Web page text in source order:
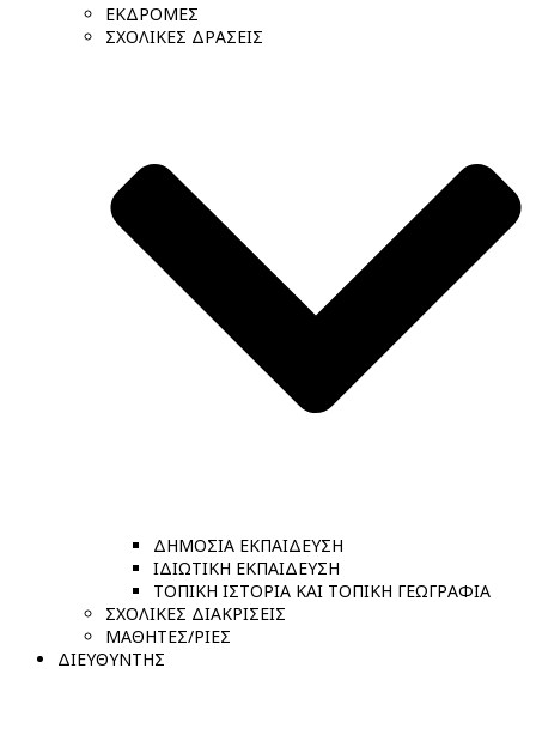
ΕΚΔΡΟΜΕΣ
ΣΧΟΛΙΚΕΣ ΔΡΑΣΕΙΣ
ΔΗΜΟΣΙΑ ΕΚΠΑΙΔΕΥΣΗ
ΙΔΙΩΤΙΚΗ ΕΚΠΑΙΔΕΥΣΗ
ΤΟΠΙΚΗ ΙΣΤΟΡΙΑ ΚΑΙ ΤΟΠΙΚΗ ΓΕΩΓΡΑΦΙΑ
ΣΧΟΛΙΚΕΣ ΔΙΑΚΡΙΣΕΙΣ
ΜΑΘΗΤΕΣ/ΡΙΕΣ
ΔΙΕΥΘΥΝΤΗΣ